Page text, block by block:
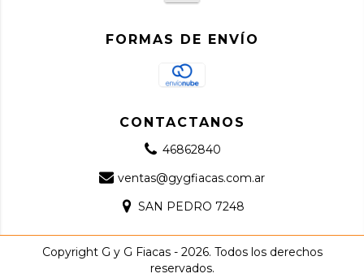
FORMAS DE ENVÍO
CONTACTANOS
46862840
ventas@gygfiacas.com.ar
SAN PEDRO 7248
Copyright G y G Fiacas - 2026. Todos los derechos
reservados.